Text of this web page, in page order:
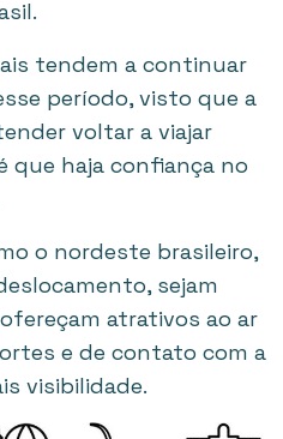
tendem a continuar
período, visto que a
voltar a viajar
que haja confiança no
o nordeste brasileiro,
sejam
atrativos ao ar
e de contato com a
visibilidade.